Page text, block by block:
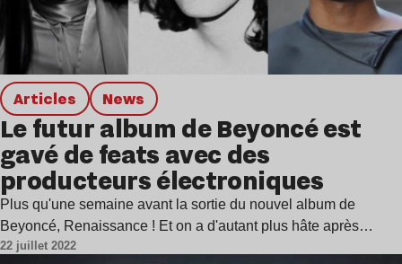
Articles news
Le futur album de Beyoncé est
gavé de feats avec des
producteurs électroniques
Plus qu'une semaine avant la sortie du nouvel album de
Beyoncé, Renaissance ! Et on a d'autant plus hâte après…
22 juillet 2022